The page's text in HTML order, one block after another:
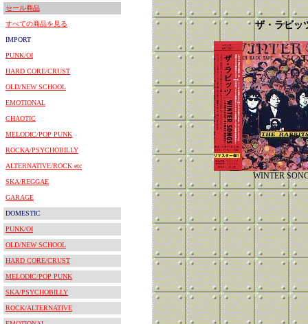
セール商品
すべての商品を見る
IMPORT
PUNK/OI
HARD CORE/CRUST
OLD/NEW SCHOOL
EMOTIONAL
CHAOTIC
MELODIC/POP PUNK
ROCKA/PSYCHOBILLY
ALTERNATIVE/ROCK etc
SKA/REGGAE
GARAGE
DOMESTIC
PUNK/OI
OLD/NEW SCHOOL
HARD CORE/CRUST
MELODIC/POP PUNK
SKA/PSYCHOBILLY
ROCK/ALTERNATIVE
ザ・ラビッ
WINTER